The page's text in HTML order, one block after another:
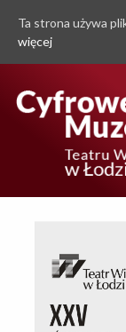
Ta strona używa
więcej